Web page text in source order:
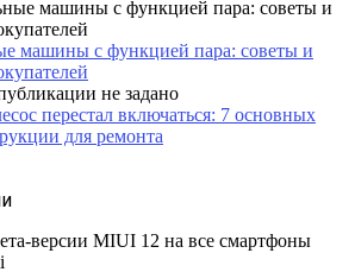
машины с функцией пара: советы и
перестал включаться: 7 основных
для ремонта